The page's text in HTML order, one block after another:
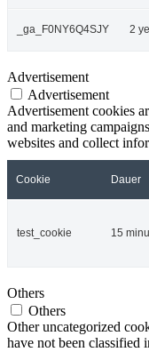
_ga_F0NY6Q4SJY 2
Advertisement
Advertisement
Advertisement cookies
and marketing
websites and collect
Cookie Dauer
test_cookie 15
Others
Others
Other uncategorized
have not been classified